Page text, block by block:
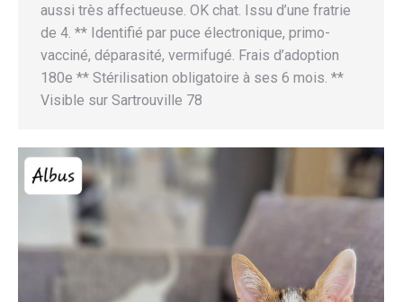
aussi très affectueuse. OK chat. Issu d’une fratrie
de 4. ** Identifié par puce électronique, primo-
vacciné, déparasité, vermifugé. Frais d’adoption
180e ** Stérilisation obligatoire à ses 6 mois. **
Visible sur Sartrouville 78